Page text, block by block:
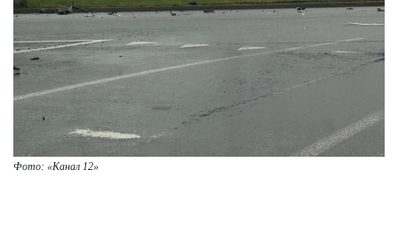
Фото: «Канал 12»